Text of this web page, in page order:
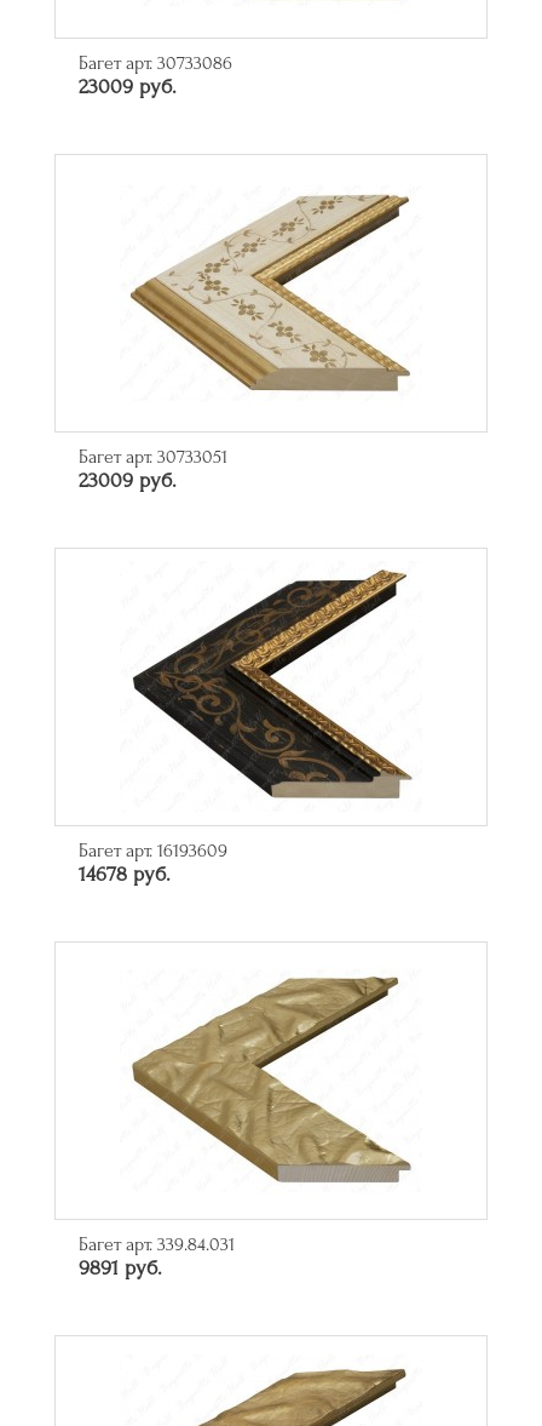
Багет арт. 30733086
23009 руб.
Багет арт. 30733051
23009 руб.
Багет арт. 16193609
14678 руб.
Багет арт. 339.84.031
9891 руб.